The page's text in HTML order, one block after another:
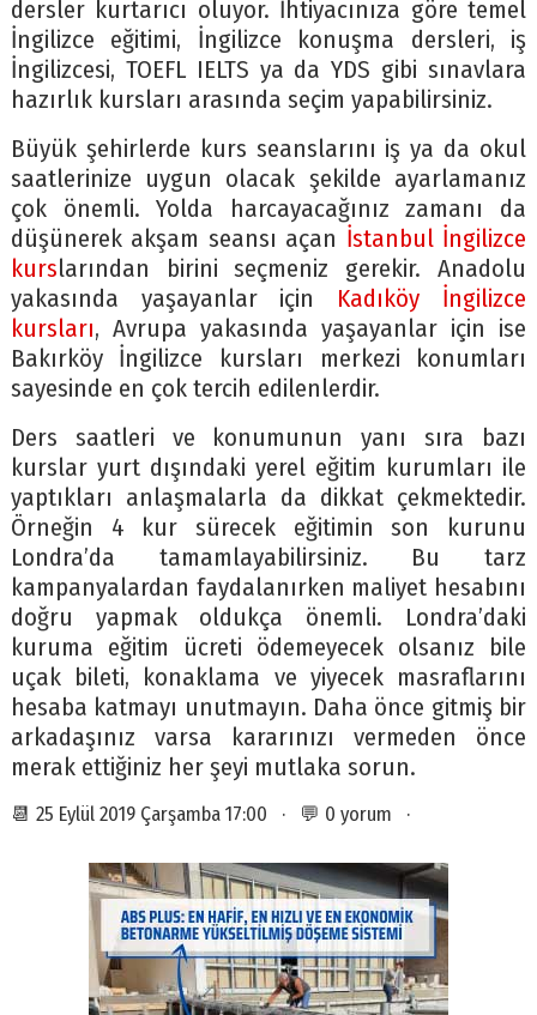
dersler kurtarıcı oluyor. İhtiyacınıza göre temel
İngilizce eğitimi, İngilizce konuşma dersleri, iş
İngilizcesi, TOEFL IELTS ya da YDS gibi sınavlara
hazırlık kursları arasında seçim yapabilirsiniz.
Büyük şehirlerde kurs seanslarını iş ya da okul
saatlerinize uygun olacak şekilde ayarlamanız
çok önemli. Yolda harcayacağınız zamanı da
düşünerek akşam seansı açan İstanbul İngilizce
kurslarından birini seçmeniz gerekir. Anadolu
yakasında yaşayanlar için Kadıköy İngilizce
kursları, Avrupa yakasında yaşayanlar için ise
Bakırköy İngilizce kursları merkezi konumları
sayesinde en çok tercih edilenlerdir.
Ders saatleri ve konumunun yanı sıra bazı
kurslar yurt dışındaki yerel eğitim kurumları ile
yaptıkları anlaşmalarla da dikkat çekmektedir.
Örneğin 4 kur sürecek eğitimin son kurunu
Londra’da tamamlayabilirsiniz. Bu tarz
kampanyalardan faydalanırken maliyet hesabını
doğru yapmak oldukça önemli. Londra’daki
kuruma eğitim ücreti ödemeyecek olsanız bile
uçak bileti, konaklama ve yiyecek masraflarını
hesaba katmayı unutmayın. Daha önce gitmiş bir
arkadaşınız varsa kararınızı vermeden önce
merak ettiğiniz her şeyi mutlaka sorun.
📆 25 Eylül 2019 Çarşamba 17:00 · 💬 0 yorum ·